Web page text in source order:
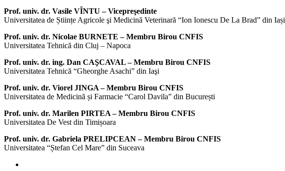
Prof. univ. dr. Vasile VÎNTU – Vicepreşedinte
Universitatea de Științe Agricole şi Medicină Veterinară “Ion Ionescu De La Brad” din Iași
Prof. univ. dr. Nicolae BURNETE – Membru Birou CNFIS
Universitatea Tehnică din Cluj – Napoca
Prof. univ. dr. ing. Dan CAŞCAVAL – Membru Birou CNFIS
Universitatea Tehnică “Gheorghe Asachi” din Iaşi
Prof. univ. dr. Viorel JINGA – Membru Birou CNFIS
Universitatea de Medicină și Farmacie “Carol Davila” din București
Prof. univ. dr. Marilen PIRTEA – Membru Birou CNFIS
Universitatea De Vest din Timișoara
Prof. univ. dr. Gabriela PRELIPCEAN – Membru Birou CNFIS
Universitatea “Ștefan Cel Mare” din Suceava